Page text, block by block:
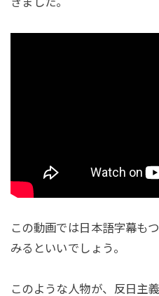
この動画では日本語字幕も
みるといいでしょう。
このような人物が、反日主